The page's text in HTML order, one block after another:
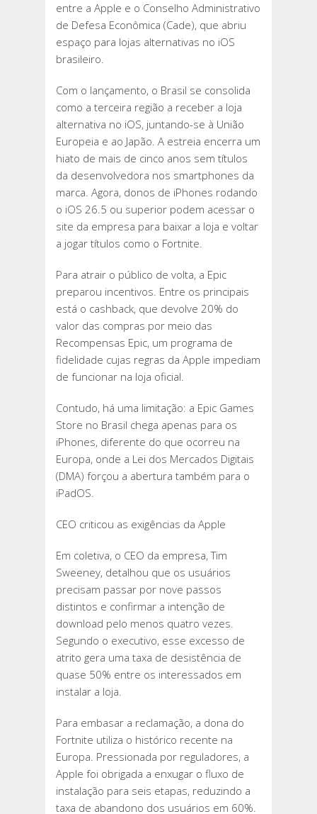
entre a Apple e o Conselho Administrativo
de Defesa Econômica (Cade), que abriu
espaço para lojas alternativas no iOS
brasileiro.
Com o lançamento, o Brasil se consolida
como a terceira região a receber a loja
alternativa no iOS, juntando-se à União
Europeia e ao Japão. A estreia encerra um
hiato de mais de cinco anos sem títulos
da desenvolvedora nos smartphones da
marca. Agora, donos de iPhones rodando
o iOS 26.5 ou superior podem acessar o
site da empresa para baixar a loja e voltar
a jogar títulos como o Fortnite.
Para atrair o público de volta, a Epic
preparou incentivos. Entre os principais
está o cashback, que devolve 20% do
valor das compras por meio das
Recompensas Epic, um programa de
fidelidade cujas regras da Apple impediam
de funcionar na loja oficial.
Contudo, há uma limitação: a Epic Games
Store no Brasil chega apenas para os
iPhones, diferente do que ocorreu na
Europa, onde a Lei dos Mercados Digitais
(DMA) forçou a abertura também para o
iPadOS.
CEO criticou as exigências da Apple
Em coletiva, o CEO da empresa, Tim
Sweeney, detalhou que os usuários
precisam passar por nove passos
distintos e confirmar a intenção de
download pelo menos quatro vezes.
Segundo o executivo, esse excesso de
atrito gera uma taxa de desistência de
quase 50% entre os interessados em
instalar a loja.
Para embasar a reclamação, a dona do
Fortnite utiliza o histórico recente na
Europa. Pressionada por reguladores, a
Apple foi obrigada a enxugar o fluxo de
instalação para seis etapas, reduzindo a
taxa de abandono dos usuários em 60%.